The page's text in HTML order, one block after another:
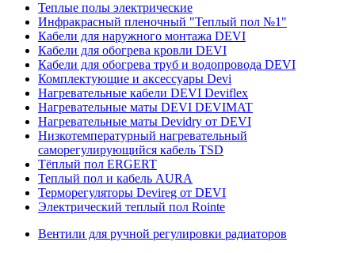
Теплые полы электрические
Инфракрасный пленочный "Теплый пол №1"
Кабели для наружного монтажа DEVI
Кабели для обогрева кровли DEVI
Кабели для обогрева труб и водопровода DEVI
Комплектующие и аксессуары Devi
Нагревательные кабели DEVI Deviflex
Нагревательные маты DEVI DEVIMAT
Нагревательные маты Devidry от DEVI
Низкотемпературный нагревательный
саморегулирующийся кабель TSD
Тёплый пол ERGERT
Теплый пол и кабель AURA
Терморегуляторы Devireg от DEVI
Электрический теплый пол Rointe
Вентили для ручной регулировки радиаторов